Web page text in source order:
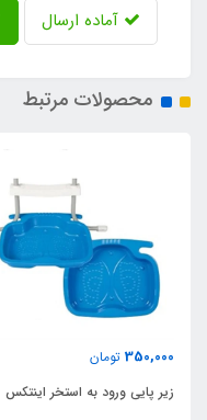
آماده ارسال
محصولات مرتبط
350,000 تومان
زیر پایی ورود به استخر اینتکس